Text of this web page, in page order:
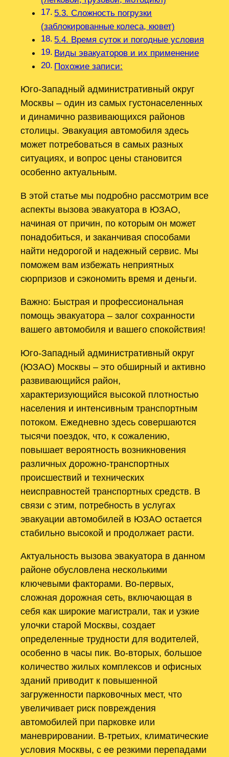
5.3. Сложность погрузки
(заблокированные колеса, кювет)
5.4. Время суток и погодные условия
Виды эвакуаторов и их применение
Похожие записи:
Юго-Западный административный округ
Москвы – один из самых густонаселенных
и динамично развивающихся районов
столицы. Эвакуация автомобиля здесь
может потребоваться в самых разных
ситуациях, и вопрос цены становится
особенно актуальным.
В этой статье мы подробно рассмотрим все
аспекты вызова эвакуатора в ЮЗАО,
начиная от причин, по которым он может
понадобиться, и заканчивая способами
найти недорогой и надежный сервис. Мы
поможем вам избежать неприятных
сюрпризов и сэкономить время и деньги.
Важно: Быстрая и профессиональная
помощь эвакуатора – залог сохранности
вашего автомобиля и вашего спокойствия!
Юго-Западный административный округ
(ЮЗАО) Москвы – это обширный и активно
развивающийся район,
характеризующийся высокой плотностью
населения и интенсивным транспортным
потоком. Ежедневно здесь совершаются
тысячи поездок, что, к сожалению,
повышает вероятность возникновения
различных дорожно-транспортных
происшествий и технических
неисправностей транспортных средств. В
связи с этим, потребность в услугах
эвакуации автомобилей в ЮЗАО остается
стабильно высокой и продолжает расти.
Актуальность вызова эвакуатора в данном
районе обусловлена несколькими
ключевыми факторами. Во-первых,
сложная дорожная сеть, включающая в
себя как широкие магистрали, так и узкие
улочки старой Москвы, создает
определенные трудности для водителей,
особенно в часы пик. Во-вторых, большое
количество жилых комплексов и офисных
зданий приводит к повышенной
загруженности парковочных мест, что
увеличивает риск повреждения
автомобилей при парковке или
маневрировании. В-третьих, климатические
условия Москвы, с ее резкими перепадами